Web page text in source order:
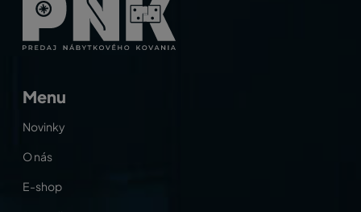
Menu
Novinky
O nás
E-shop